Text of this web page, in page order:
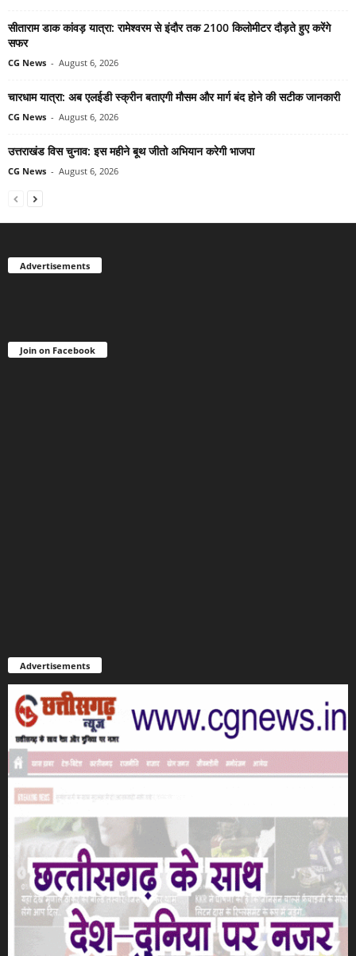
सीताराम डाक कांवड़ यात्रा: रामेश्वरम से इंदौर तक 2100 किलोमीटर दौड़ते हुए करेंगे
सफर
CG News - August 6, 2026
चारधाम यात्रा: अब एलईडी स्क्रीन बताएगी मौसम और मार्ग बंद होने की सटीक जानकारी
CG News - August 6, 2026
उत्तराखंड विस चुनाव: इस महीने बूथ जीतो अभियान करेगी भाजपा
CG News - August 6, 2026
Advertisements
Join on Facebook
Advertisements